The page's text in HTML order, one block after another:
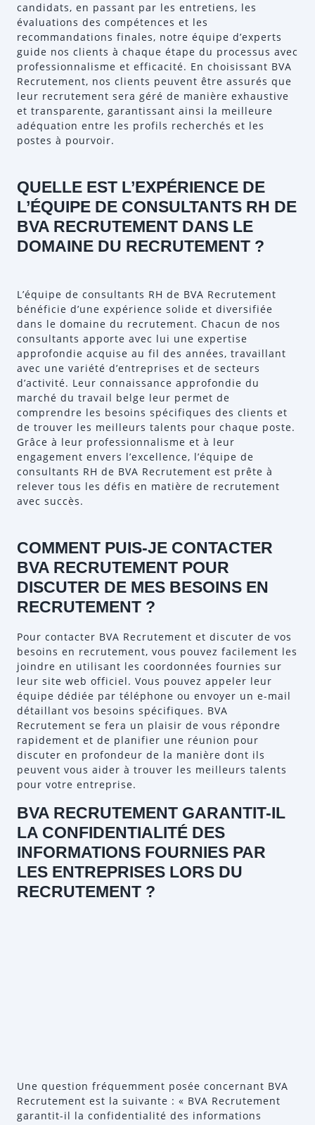
candidats, en passant par les entretiens, les
évaluations des compétences et les
recommandations finales, notre équipe d’experts
guide nos clients à chaque étape du processus avec
professionnalisme et efficacité. En choisissant BVA
Recrutement, nos clients peuvent être assurés que
leur recrutement sera géré de manière exhaustive
et transparente, garantissant ainsi la meilleure
adéquation entre les profils recherchés et les
postes à pourvoir.
QUELLE EST L’EXPÉRIENCE DE
L’ÉQUIPE DE CONSULTANTS RH DE
BVA RECRUTEMENT DANS LE
DOMAINE DU RECRUTEMENT ?
L’équipe de consultants RH de BVA Recrutement
bénéficie d’une expérience solide et diversifiée
dans le domaine du recrutement. Chacun de nos
consultants apporte avec lui une expertise
approfondie acquise au fil des années, travaillant
avec une variété d’entreprises et de secteurs
d’activité. Leur connaissance approfondie du
marché du travail belge leur permet de
comprendre les besoins spécifiques des clients et
de trouver les meilleurs talents pour chaque poste.
Grâce à leur professionnalisme et à leur
engagement envers l’excellence, l’équipe de
consultants RH de BVA Recrutement est prête à
relever tous les défis en matière de recrutement
avec succès.
COMMENT PUIS-JE CONTACTER
BVA RECRUTEMENT POUR
DISCUTER DE MES BESOINS EN
RECRUTEMENT ?
Pour contacter BVA Recrutement et discuter de vos
besoins en recrutement, vous pouvez facilement les
joindre en utilisant les coordonnées fournies sur
leur site web officiel. Vous pouvez appeler leur
équipe dédiée par téléphone ou envoyer un e-mail
détaillant vos besoins spécifiques. BVA
Recrutement se fera un plaisir de vous répondre
rapidement et de planifier une réunion pour
discuter en profondeur de la manière dont ils
peuvent vous aider à trouver les meilleurs talents
pour votre entreprise.
BVA RECRUTEMENT GARANTIT-IL
LA CONFIDENTIALITÉ DES
INFORMATIONS FOURNIES PAR
LES ENTREPRISES LORS DU
RECRUTEMENT ?
Une question fréquemment posée concernant BVA
Recrutement est la suivante : « BVA Recrutement
garantit-il la confidentialité des informations